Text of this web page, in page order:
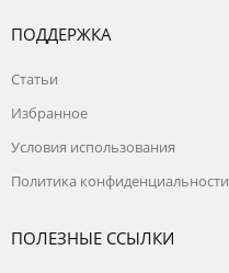
ПОДДЕРЖКА
Статьи
Избранное
Условия использования
Политика конфиденциальности
ПОЛЕЗНЫЕ ССЫЛКИ